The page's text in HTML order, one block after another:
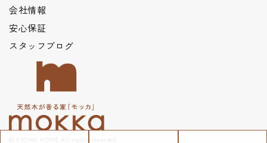
会社情報
安心保証
スタッフブログ